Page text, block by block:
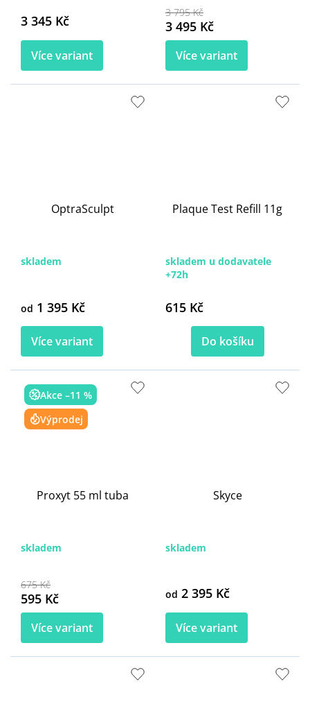
3 345 Kč
Více variant
3 795 Kč
3 495 Kč
Více variant
OptraSculpt
skladem
od 1 395 Kč
Více variant
Plaque Test Refill 11g
skladem u dodavatele
+72h
615 Kč
Do košíku
Akce –11 %
Výprodej
Proxyt 55 ml tuba
skladem
675 Kč
595 Kč
Více variant
Skyce
skladem
od 2 395 Kč
Více variant